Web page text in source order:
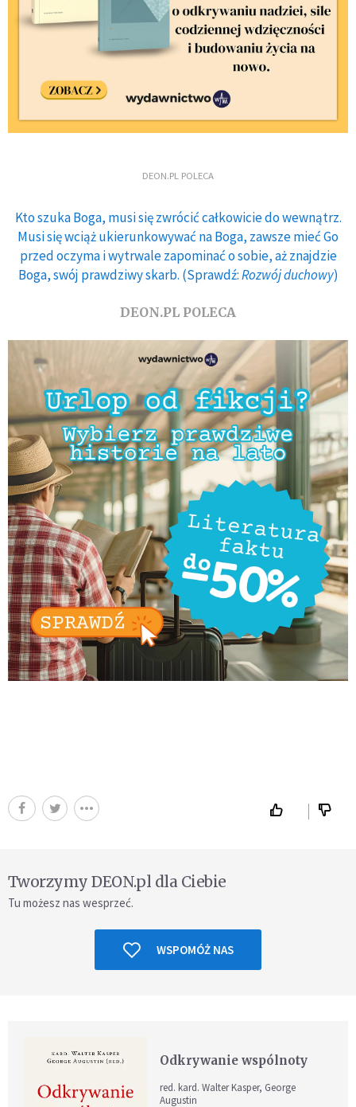
DEON.PL POLECA
Kto szuka Boga, musi się zwrócić całkowicie do wewnątrz.
Musi się wciąż ukierunkowywać na Boga, zawsze mieć Go
przed oczyma i wytrwale zapominać o sobie, aż znajdzie
Boga, swój prawdziwy skarb. (Sprawdź:Rozwój duchowy)
DEON.PL POLECA
Tworzymy DEON.pl dla Ciebie
Tu możesz nas wesprzeć.
WSPOMÓŻ NAS
Odkrywanie wspólnoty
red. kard. Walter Kasper, George
Augustin